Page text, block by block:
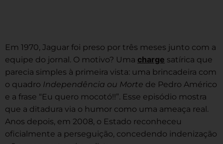
Em 1970, Jaguar foi preso por três meses junto com a
equipe do jornal. O motivo? Uma charge satírica que
parecia simples à primeira vista: uma brincadeira com
o quadro Independência ou Morte de Pedro Américo
e a frase “Eu quero mocotó!!”. Esse episódio mostra
que a ditadura via o humor como uma ameaça real.
Anos depois, em 2008, o Estado reconheceu
oficialmente a perseguição, concedendo indenização